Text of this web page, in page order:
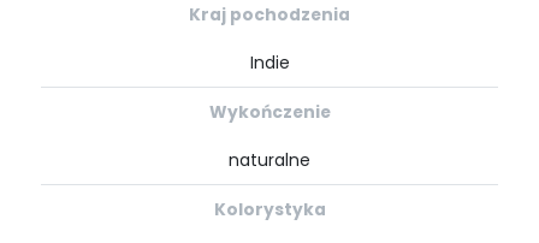
Kraj pochodzenia
Indie
Wykończenie
naturalne
Kolorystyka